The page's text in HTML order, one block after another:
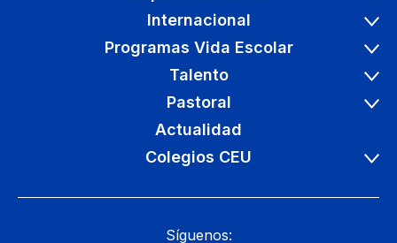
Internacional
Programas Vida Escolar
Talento
Pastoral
Actualidad
Colegios CEU
Síguenos: